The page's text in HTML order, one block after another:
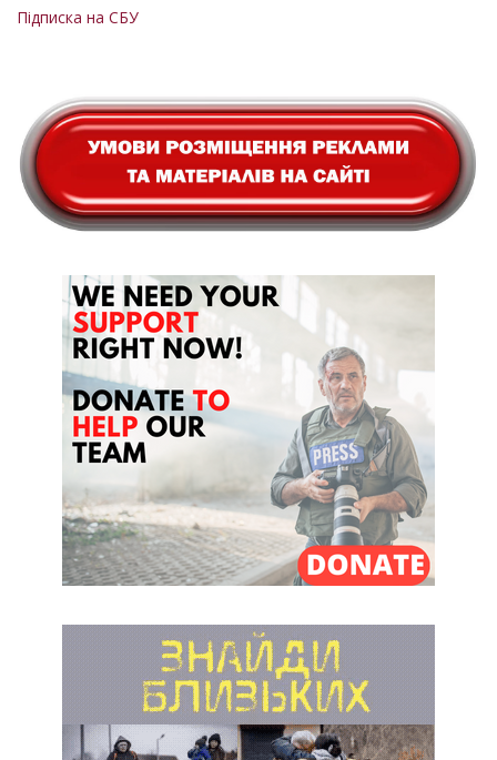
сторінки
Підписка на СБУ